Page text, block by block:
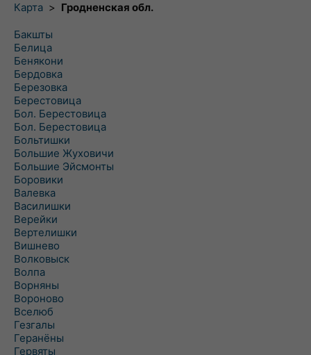
Карта > Гродненская обл.
Бакшты
Белица
Бенякони
Бердовка
Березовка
Берестовица
Бол. Берестовица
Бол. Берестовица
Больтишки
Большие Жуховичи
Большие Эйсмонты
Боровики
Валевка
Василишки
Верейки
Вертелишки
Вишнево
Волковыск
Волпа
Ворняны
Вороново
Вселюб
Гезгалы
Геранёны
Гервяты